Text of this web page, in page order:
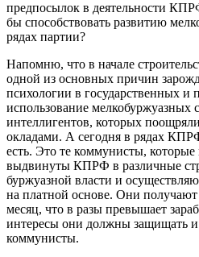
предпосылок в деятельности
бы способствовать развитию
рядах партии?
Напомню, что в начале
одной из основных причин
психологии в государственных и
использование мелкобуржуазных
интеллигентов, которых
окладами. А сегодня в рядах
есть. Это те коммунисты,
выдвинуты КПРФ в различные
буржуазной власти и
на платной основе. Они
месяц, что в разы превышает
интересы они должны защищать и
коммунисты.